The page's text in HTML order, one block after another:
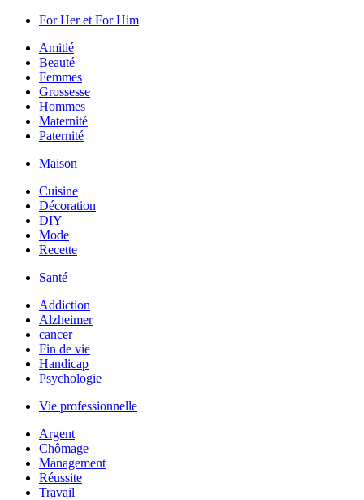
For Her et For Him
Amitié
Beauté
Femmes
Grossesse
Hommes
Maternité
Paternité
Maison
Cuisine
Décoration
DIY
Mode
Recette
Santé
Addiction
Alzheimer
cancer
Fin de vie
Handicap
Psychologie
Vie professionnelle
Argent
Chômage
Management
Réussite
Travail